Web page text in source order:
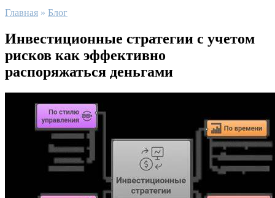
Главная » Блог
Инвестиционные стратегии с учетом
рисков как эффективно
распоряжаться деньгами